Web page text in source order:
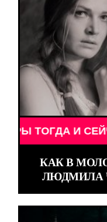
СЕЙЧАС ///
КАК В
ЛЮДМИЛА